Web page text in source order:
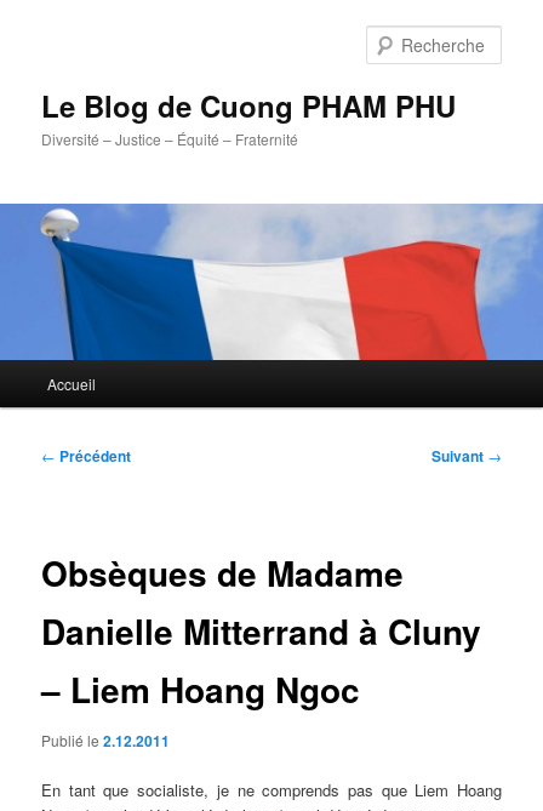
Le Blog de Cuong PHAM PHU
Diversité – Justice – Équité – Fraternité
principal
Accueil
Navigation
← Précédent Suivant →
Obsèques de Madame
Danielle Mitterrand à Cluny
– Liem Hoang Ngoc
Publié le2.12.2011
En tant que socialiste, je ne comprends pas que Liem Hoang